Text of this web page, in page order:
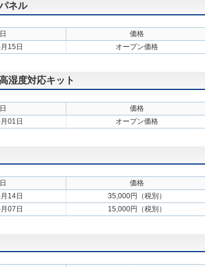
ネル
価格
15日 オープン価格
湿度対応キット
価格
01日 オープン価格
価格
14日
35,000円（税別）
07日 15,000円（税別）